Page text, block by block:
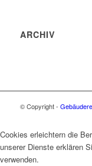
ARCHIV
© Copyright -
Cookies erleichtern die
unserer Dienste erklären
verwenden.